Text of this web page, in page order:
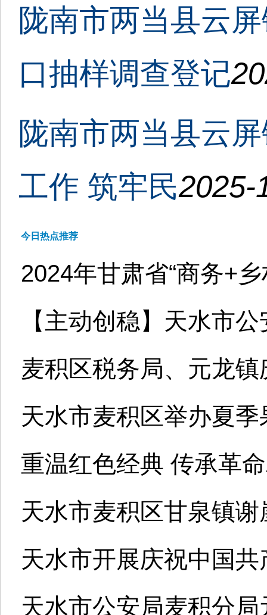
陇南市两当县云
口抽样调查登记
陇南市两当县云
工作 筑牢民2025-
今日热点推荐
2024年甘肃省“商务+
【主动创稳】天水市
麦积区税务局、元龙
天水市麦积区举办夏
重温红色经典 传承革
天水市麦积区甘泉镇
天水市开展庆祝中国
天水市公安局麦积分